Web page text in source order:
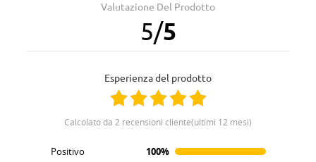
Valutazione Del Prodotto
5/5
Esperienza del prodotto
calcolato da 2 recensioni cliente(ultimi 12 mesi)
Positivo
100%